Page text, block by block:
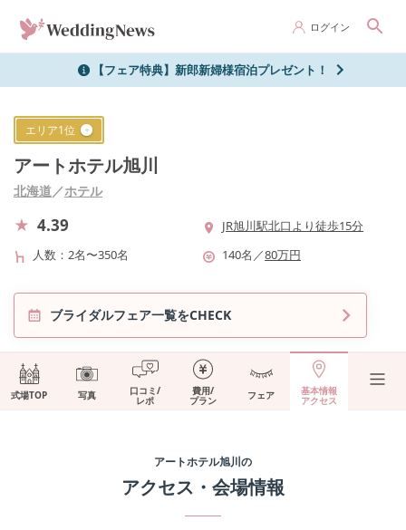
ログイン
【フェア特典】新郎新婦様宿泊プレゼント！
エリア1位
アートホテル旭川
北海道／ホテル
4.39
JR旭川駅北口より徒歩15分
人数
2名〜350名 140名 ／80万円
ブライダルフェア一覧をCHECK
式場TOP 写真 口コミ/
レポ
費用/
プラン フェア 基本情報
アクセス
アートホテル旭川の
アクセス・会場情報